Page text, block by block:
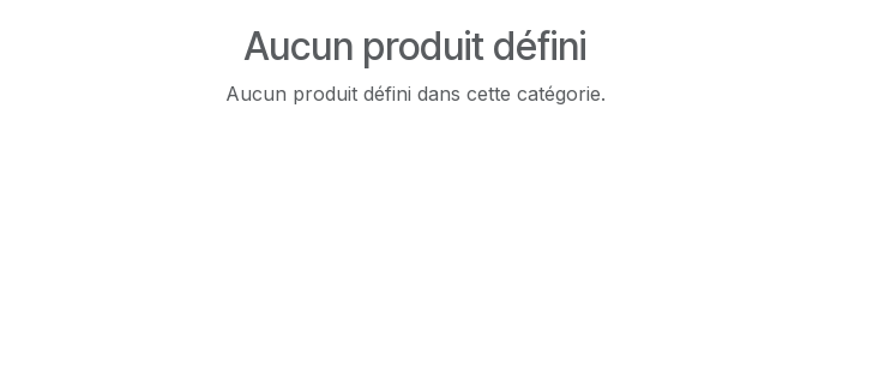
Aucun produit défini
Aucun produit défini dans cette catégorie.